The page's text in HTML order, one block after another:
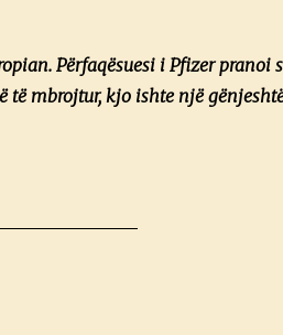
Përfaqësuesi i Pfizer pranoi
të mbrojtur, kjo ishte një